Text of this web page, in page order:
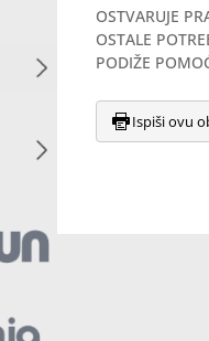
OSTVARUJE
OSTALE
PODIŽE
Ispiši ovu